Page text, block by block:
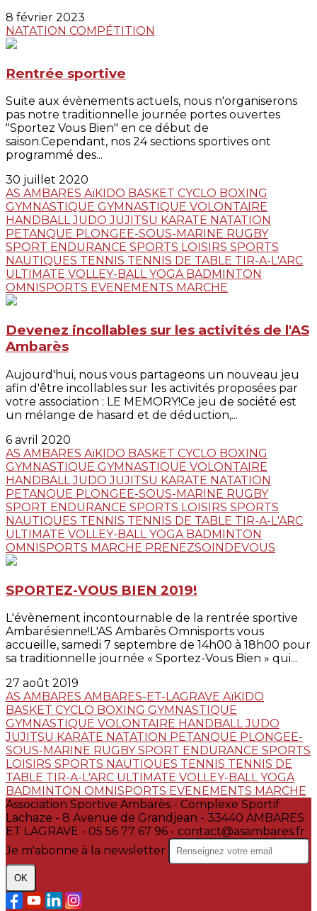
8 février 2023
NATATION COMPÉTITION
Rentrée sportive
Suite aux évènements actuels, nous n'organiserons
pas notre traditionnelle journée portes ouvertes
"Sportez Vous Bien" en ce début de
saison.Cependant, nos 24 sections sportives ont
programmé des...
30 juillet 2020
AS AMBARES AïKIDO BASKET CYCLO BOXING
GYMNASTIQUE GYMNASTIQUE VOLONTAIRE
HANDBALLJUDO JUJITSU KARATE NATATION
PETANQUE PLONGEE-SOUS-MARINE RUGBY
SPORT ENDURANCE SPORTS LOISIRS SPORTS
NAUTIQUES TENNIS TENNIS DE TABLE TIR-A-L'ARC
ULTIMATE VOLLEY-BALLYOGA BADMINTON
OMNISPORTS EVENEMENTS MARCHE
Devenez incollables sur les activités de l'AS
Ambarès
Aujourd'hui, nous vous partageons un nouveau jeu
afin d'être incollables sur les activités proposées par
votre association : LE MEMORY!Ce jeu de société est
un mélange de hasard et de déduction,...
6 avril 2020
AS AMBARES AïKIDO BASKET CYCLO BOXING
GYMNASTIQUE GYMNASTIQUE VOLONTAIRE
HANDBALLJUDO JUJITSU KARATE NATATION
PETANQUE PLONGEE-SOUS-MARINE RUGBY
SPORT ENDURANCE SPORTS LOISIRS SPORTS
NAUTIQUES TENNIS TENNIS DE TABLE TIR-A-L'ARC
ULTIMATE VOLLEY-BALLYOGA BADMINTON
OMNISPORTS MARCHE PRENEZSOINDEVOUS
SPORTEZ-VOUS BIEN 2019!
L'évènement incontournable de la rentrée sportive
Ambarésienne!L'AS Ambarès Omnisports vous
accueille, samedi 7 septembre de 14h00 à 18h00 pour
sa traditionnelle journée « Sportez-Vous Bien » qui...
27 août 2019
AS AMBARES AMBARES-ET-LAGRAVE AïKIDO
BASKET CYCLO BOXING GYMNASTIQUE
GYMNASTIQUE VOLONTAIRE HANDBALLJUDO
JUJITSU KARATE NATATION PETANQUE PLONGEE-
SOUS-MARINE RUGBYSPORT ENDURANCE SPORTS
LOISIRS SPORTS NAUTIQUES TENNIS TENNIS DE
TABLE TIR-A-L'ARC ULTIMATE VOLLEY-BALLYOGA
BADMINTON OMNISPORTS EVENEMENTS MARCHE
Association Sportive Ambarès - Complexe Sportif
Lachaze - 8 Avenue de Grandjean - 33440 AMBARES
ET LAGRAVE - 05 56 77 67 96 - contact@asambares.fr
Je m'abonne à la newsletter
OK